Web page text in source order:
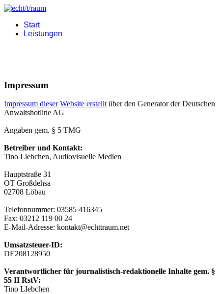
Start
Leistungen
Impressum
Impressum dieser Website erstelltüber den Generator der Deutschen
Anwaltshotline AG
Angaben gem. § 5 TMG
Betreiber und Kontakt:
Tino Liebchen, Audiovisuelle Medien
Hauptstraße 31
OT Großdehsa
02708 Löbau
Telefonnummer: 03585 416345
Fax: 03212 119 00 24
E-Mail-Adresse: kontakt@echttraum.net
Umsatzsteuer-ID:
DE208128950
Verantwortlicher für journalistisch-redaktionelle Inhalte gem. §
55 II RstV:
Tino LIebchen